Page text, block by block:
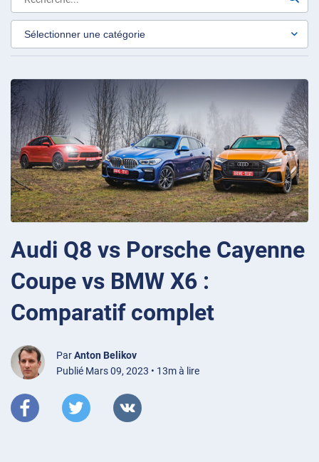
Audi Q8 vs Porsche Cayenne
Coupe vs BMW X6 :
Comparatif complet
ParAnton Belikov
Publié Mars 09, 2023 • 13m à lire